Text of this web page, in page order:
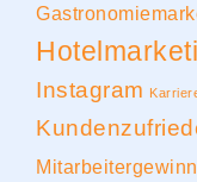
Instagram